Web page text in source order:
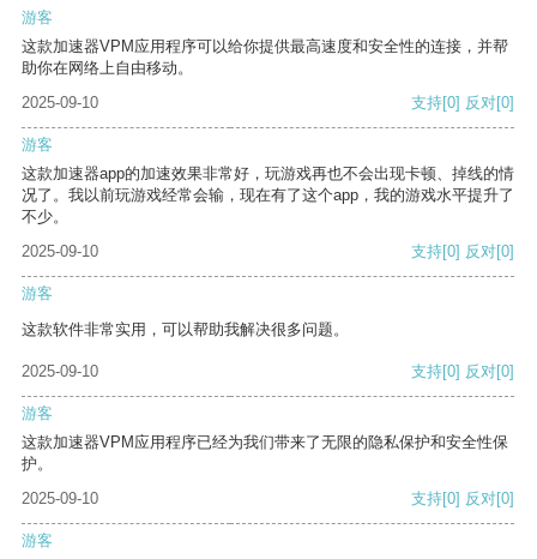
游客
这款加速器VPM应用程序可以给你提供最高速度和安全性的连接，并帮
助你在网络上自由移动。
2025-09-10
支持[0] 反对[0]
游客
这款加速器app的加速效果非常好，玩游戏再也不会出现卡顿、掉线的情
况了。我以前玩游戏经常会输，现在有了这个app，我的游戏水平提升了
不少。
2025-09-10
支持[0] 反对[0]
游客
这款软件非常实用，可以帮助我解决很多问题。
2025-09-10 支持[0] 反对[0]
游客
这款加速器VPM应用程序已经为我们带来了无限的隐私保护和安全性保
护。
2025-09-10
支持[0] 反对[0]
游客